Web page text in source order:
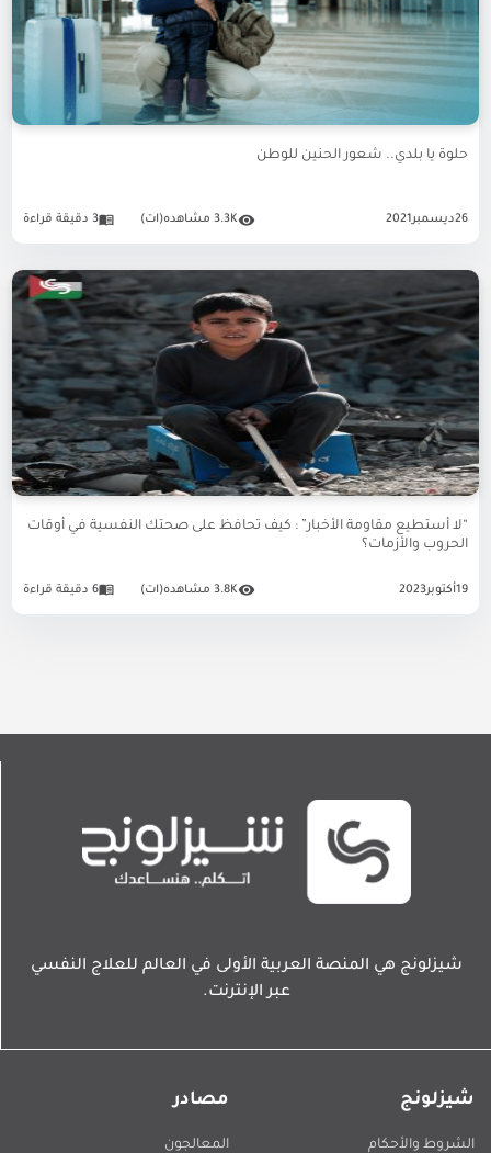
حلوة يا بلدي.. شعور الحنين للوطن
26ديسمبر2021 3.3K مشاهده(ات) 3 دقيقة قراءة
“لا أستطيع مقاومة الأخبار” : كيف تحافظ على صحتك النفسية في أوقات
الحروب والأزمات؟
19أكتوبر2023 3.8K مشاهده(ات) 6 دقيقة قراءة
شيزلونج هي المنصة العربية الأولى في العالم للعلاج النفسي
عبر الإنترنت.
شيزلونج
الشروط والأحكام
مصادر
المعالجون